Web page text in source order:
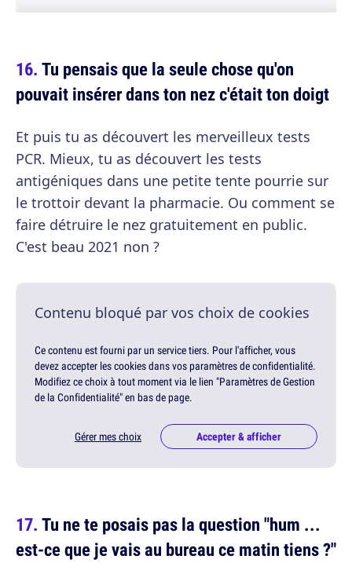
Tu pensais que la seule chose qu'on
pouvait insérer dans ton nez c'était ton doigt
Et puis tu as découvert les merveilleux tests
PCR. Mieux, tu as découvert les tests
antigéniques dans une petite tente pourrie sur
le trottoir devant la pharmacie. Ou comment se
faire détruire le nez gratuitement en public.
C'est beau 2021 non ?
Contenu bloqué par vos choix de cookies
Ce contenu est fourni par un service tiers. Pour l'afficher, vous
devez accepter les cookies dans vos paramètres de confidentialité.
Modifiez ce choix à tout moment via le lien "Paramètres de Gestion
de la Confidentialité" en bas de page.
Gérer mes choix Accepter & afficher
Tu ne te posais pas la question "hum ...
est-ce que je vais au bureau ce matin tiens ?"